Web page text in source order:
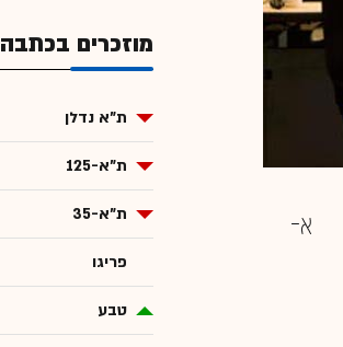
מוזכרים בכתבה
ת"א נדלן
ת"א-125
ת"א-35
פריגו
טבע